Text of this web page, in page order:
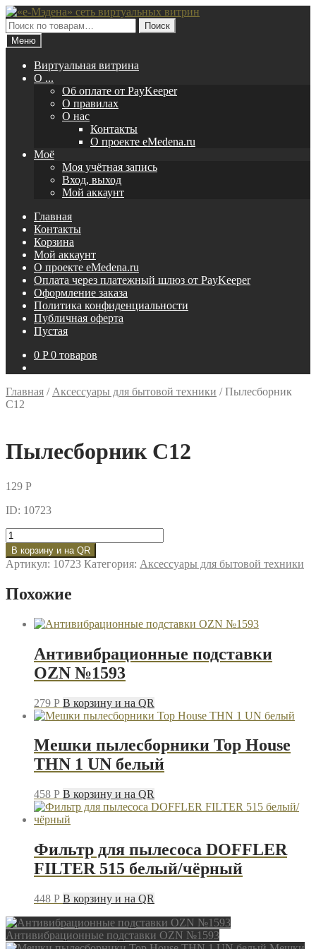
Перейти
к
навигации
Перейти
к
содержимому
Искать:
Поиск
Меню
Виртуальная витрина
O ...
Об оплате от PayKeeper
О правилах
О нас
Контакты
О проекте eMedena.ru
Моё
Моя учётная запись
Вход, выход
Мой аккаунт
Главная
Контакты
Корзина
Мой аккаунт
О проекте eMedena.ru
Оплата через платежный шлюз от PayKeeper
Оформление заказа
Политика конфиденциальности
Публичная оферта
Пустая
0 P 0 товаров
Главная / Аксессуары для бытовой техники /Пылесборник
С12
Пылесборник С12
129 P
ID: 10723
Количество
товара
Пылесборник
С12
В корзину и на QR
Артикул: 10723 Категория: Аксессуары для бытовой техники
Похожие
Антивибрационные подставки
OZN №1593
279 P В корзину и на QR
Мешки пылесборники Top House
THN 1 UN белый
458 P В корзину и на QR
Фильтр для пылесоса DOFFLER
FILTER 515 белый/чёрный
448 P В корзину и на QR
Антивибрационные подставки OZN №1593